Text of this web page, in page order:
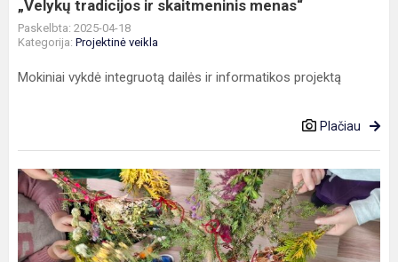
„Velykų tradicijos ir skaitmeninis menas“
Paskelbta: 2025-04-18
Kategorija: Projektinė veikla
Mokiniai vykdė integruotą dailės ir informatikos projektą
Plačiau
Velykų
tradicijų
puoselėjimas